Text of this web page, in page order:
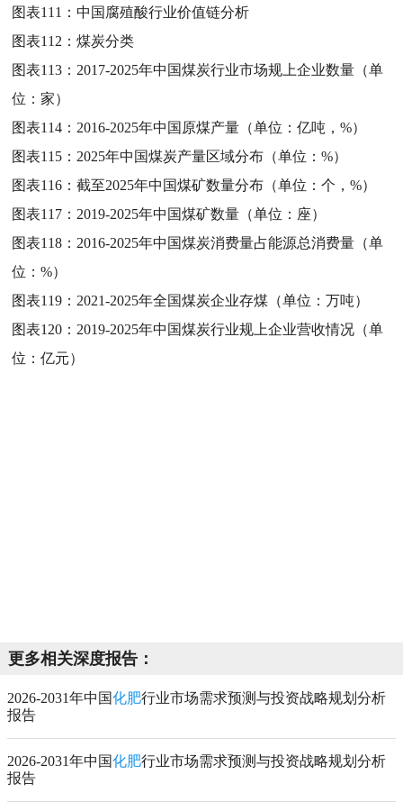
图表111：中国腐殖酸行业价值链分析
图表112：煤炭分类
图表113： 2017-2025年中国煤炭行业市场规上企业数量（单
位：家）
图表114： 2016-2025年中国原煤产量（单位：亿吨，%）
图表115： 2025年中国煤炭产量区域分布（单位：%）
图表116：截至2025年中国煤矿数量分布（单位：个，%）
图表117： 2019-2025年中国煤矿数量（单位：座）
图表118： 2016-2025年中国煤炭消费量占能源总消费量（单
位：%）
图表119： 2021-2025年全国煤炭企业存煤（单位：万吨）
图表120： 2019-2025年中国煤炭行业规上企业营收情况（单
位：亿元）
更多相关深度报告：
2026-2031年中国化肥行业市场需求预测与投资战略规划分析
报告
2026-2031年中国化肥行业市场需求预测与投资战略规划分析
报告